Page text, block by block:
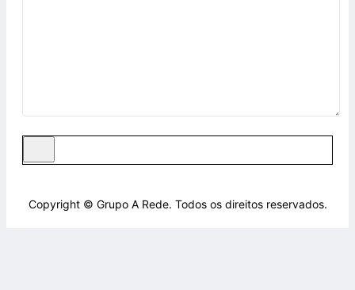
Copyright © Grupo A Rede. Todos os direitos reservados.